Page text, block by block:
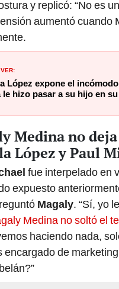
y replicó: “No es
aumentó cuando
López expone el
le hizo pasar a su hijo en
Medina no
López y Paul
fue interpelado en
expuesto
Magaly. “Sí, yo
Medina no soltó el
haciendo nada,
encargado de